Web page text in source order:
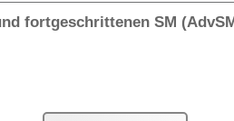
fortgeschrittenen SM